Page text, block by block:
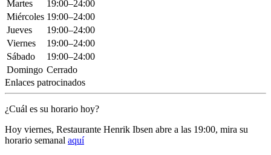
Martes
19:00–24:00
Miércoles 19:00–24:00
Jueves
19:00–24:00
Viernes
19:00–24:00
Sábado
19:00–24:00
Domingo Cerrado
Enlaces patrocinados
¿Cuál es su horario hoy?
Hoy viernes, Restaurante Henrik Ibsen abre a las 19:00, mira su
horario semanal aquí